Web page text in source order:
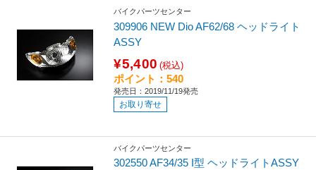
バイクパーツセンター
309906 NEW Dio AF62/68 ヘッドライト
ASSY
¥5,400 (税込)
ポイント：540
発売日：2019/11/19発売
お取り寄せ
バイクパーツセンター
302550 AF34/35 I型 ヘッドライトASSY